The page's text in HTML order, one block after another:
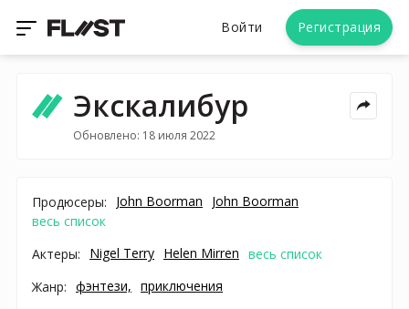
Войти Регистрация
Экскалибур
Обновлено: 18 июля 2022
Продюсеры: John Boorman
John Boorman
весь список
Актеры:
Nigel Terry Helen Mirren весь список
Жанр: фэнтези, приключения